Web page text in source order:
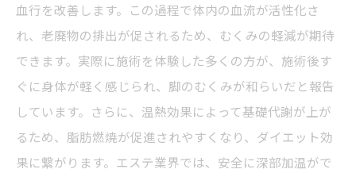
血行を改善します。この過程で体内の血流が活性化さ
れ、老廃物の排出が促されるため、むくみの軽減が期待
できます。実際に施術を体験した多くの方が、施術後す
ぐに身体が軽く感じられ、脚のむくみが和らいだと報告
しています。さらに、温熱効果によって基礎代謝が上が
るため、脂肪燃焼が促進されやすくなり、ダイエット効
果に繋がります。エステ業界では、安全に深部加温がで